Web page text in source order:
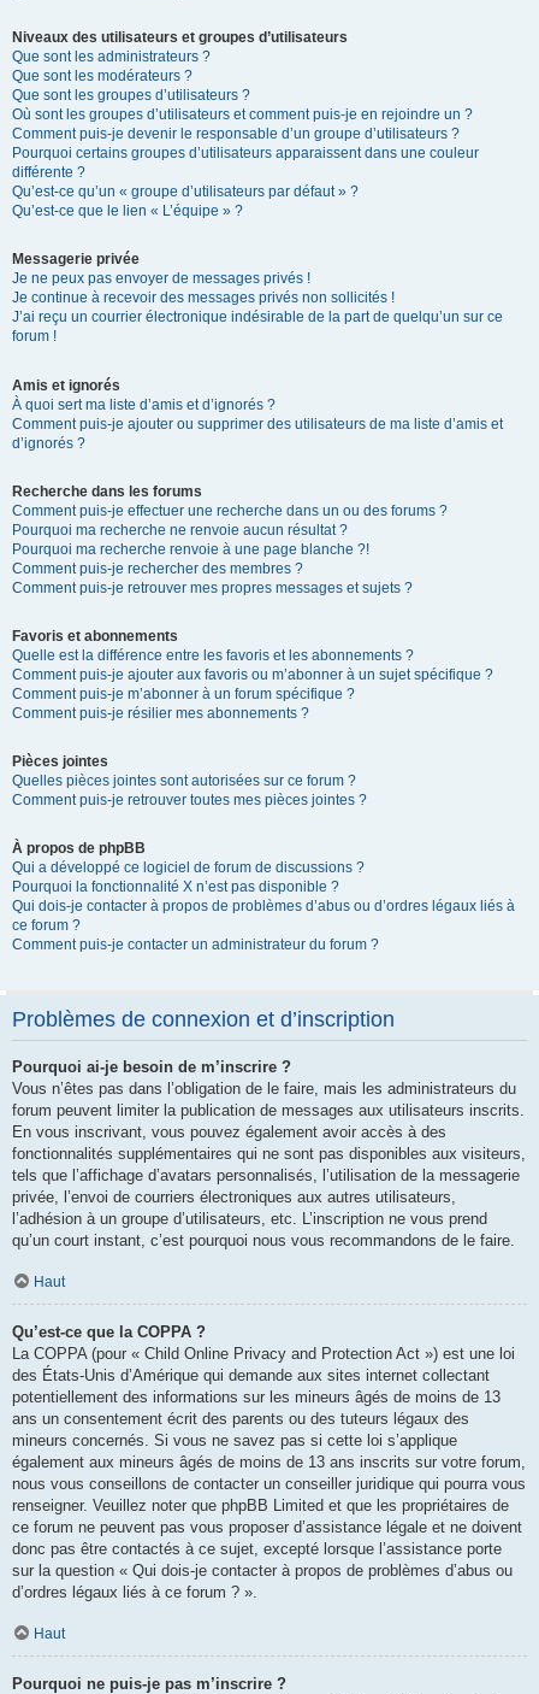
Niveaux des utilisateurs et groupes d’utilisateurs
Que sont les administrateurs ?
Que sont les modérateurs ?
Que sont les groupes d’utilisateurs ?
Où sont les groupes d’utilisateurs et comment puis-je en rejoindre un ?
Comment puis-je devenir le responsable d’un groupe d’utilisateurs ?
Pourquoi certains groupes d’utilisateurs apparaissent dans une couleur
différente ?
Qu’est-ce qu’un « groupe d’utilisateurs par défaut » ?
Qu’est-ce que le lien « L’équipe » ?
Messagerie privée
Je ne peux pas envoyer de messages privés !
Je continue à recevoir des messages privés non sollicités !
J’ai reçu un courrier électronique indésirable de la part de quelqu’un sur ce
forum !
Amis et ignorés
À quoi sert ma liste d’amis et d’ignorés ?
Comment puis-je ajouter ou supprimer des utilisateurs de ma liste d’amis et
d’ignorés ?
Recherche dans les forums
Comment puis-je effectuer une recherche dans un ou des forums ?
Pourquoi ma recherche ne renvoie aucun résultat ?
Pourquoi ma recherche renvoie à une page blanche ?!
Comment puis-je rechercher des membres ?
Comment puis-je retrouver mes propres messages et sujets ?
Favoris et abonnements
Quelle est la différence entre les favoris et les abonnements ?
Comment puis-je ajouter aux favoris ou m’abonner à un sujet spécifique ?
Comment puis-je m’abonner à un forum spécifique ?
Comment puis-je résilier mes abonnements ?
Pièces jointes
Quelles pièces jointes sont autorisées sur ce forum ?
Comment puis-je retrouver toutes mes pièces jointes ?
À propos de phpBB
Qui a développé ce logiciel de forum de discussions ?
Pourquoi la fonctionnalité X n’est pas disponible ?
Qui dois-je contacter à propos de problèmes d’abus ou d’ordres légaux liés à
ce forum ?
Comment puis-je contacter un administrateur du forum ?
Problèmes de connexion et d’inscription
Pourquoi ai-je besoin de m’inscrire ?
Vous n’êtes pas dans l’obligation de le faire, mais les administrateurs du
forum peuvent limiter la publication de messages aux utilisateurs inscrits.
En vous inscrivant, vous pouvez également avoir accès à des
fonctionnalités supplémentaires qui ne sont pas disponibles aux visiteurs,
tels que l’affichage d’avatars personnalisés, l’utilisation de la messagerie
privée, l’envoi de courriers électroniques aux autres utilisateurs,
l’adhésion à un groupe d’utilisateurs, etc. L’inscription ne vous prend
qu’un court instant, c’est pourquoi nous vous recommandons de le faire.
Haut
Qu’est-ce que la COPPA ?
La COPPA (pour « Child Online Privacy and Protection Act ») est une loi
des États-Unis d’Amérique qui demande aux sites internet collectant
potentiellement des informations sur les mineurs âgés de moins de 13
ans un consentement écrit des parents ou des tuteurs légaux des
mineurs concernés. Si vous ne savez pas si cette loi s’applique
également aux mineurs âgés de moins de 13 ans inscrits sur votre forum,
nous vous conseillons de contacter un conseiller juridique qui pourra vous
renseigner. Veuillez noter que phpBB Limited et que les propriétaires de
ce forum ne peuvent pas vous proposer d’assistance légale et ne doivent
donc pas être contactés à ce sujet, excepté lorsque l’assistance porte
sur la question « Qui dois-je contacter à propos de problèmes d’abus ou
d’ordres légaux liés à ce forum ? ».
Haut
Pourquoi ne puis-je pas m’inscrire ?